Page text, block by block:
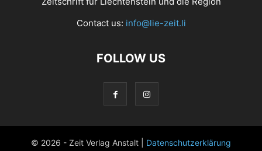
Contact us: info@lie-zeit.li
FOLLOW US
© 2026 - Zeit Verlag Anstalt | Datenschutzerklärung